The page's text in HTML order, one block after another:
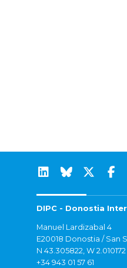
DIPC - Donostia
Manuel Lardizabal 4
E20018 Donostia / San
N 43.305822, W 2.010172
+34 943 01 57 61